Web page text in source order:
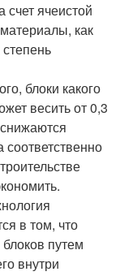
ячеистой
как
блоки какого
весить от 0,3
в том, что
путем
внутри